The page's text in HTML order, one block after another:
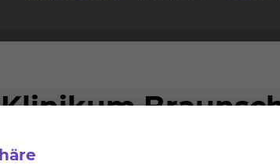
Dr. Tina Siegmund